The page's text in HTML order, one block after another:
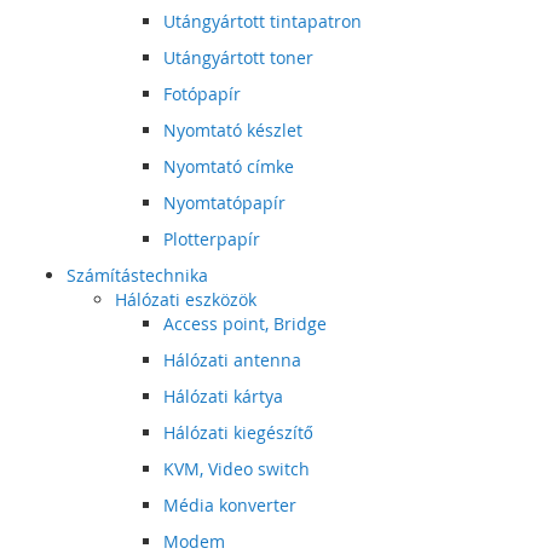
Utángyártott tintapatron
Utángyártott toner
Fotópapír
Nyomtató készlet
Nyomtató címke
Nyomtatópapír
Plotterpapír
Számítástechnika
Hálózati eszközök
Access point, Bridge
Hálózati antenna
Hálózati kártya
Hálózati kiegészítő
KVM, Video switch
Média konverter
Modem